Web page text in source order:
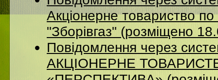
Акціонерне товариство по
"Зборівгаз" (розміщено
Повідомлення через
АКЦІОНЕРНЕ